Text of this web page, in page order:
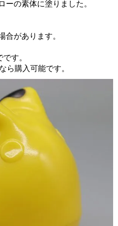
ーの素体に塗りました。
があります。
す。
ら購入可能です。